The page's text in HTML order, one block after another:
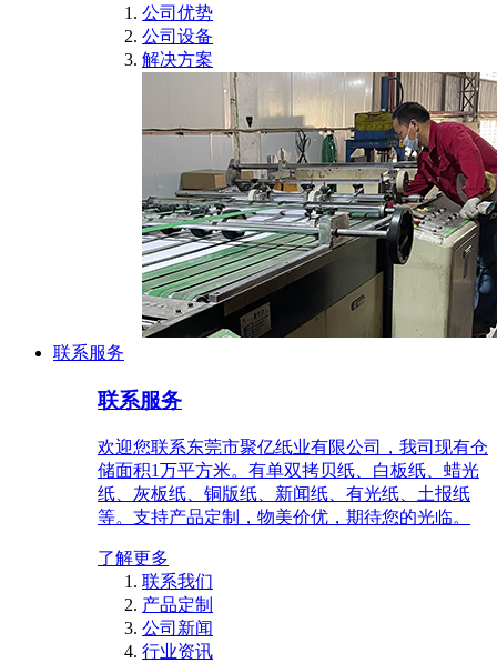
公司优势
公司设备
解决方案
联系服务
联系服务
欢迎您联系东莞市聚亿纸业有限公司，我司现有仓
储面积1万平方米。有单双拷贝纸、白板纸、蜡光
纸、灰板纸、铜版纸、新闻纸、有光纸、土报纸
等。支持产品定制，物美价优，期待您的光临。
了解更多
联系我们
产品定制
公司新闻
行业资讯